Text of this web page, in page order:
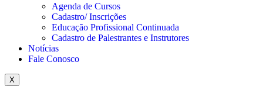
Agenda de Cursos
Cadastro/ Inscrições
Educação Profissional Continuada
Cadastro de Palestrantes e Instrutores
Notícias
Fale Conosco
X